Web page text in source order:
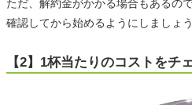
ただ、解約金がかかる場合もあるの
確認してから始めるようにしましょう
【2】1杯当たりのコストをチ